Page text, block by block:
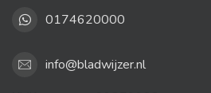
0174620000
info@bladwijzer.nl